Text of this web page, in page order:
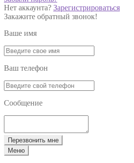
Нет аккаунта? Зарегистрироваться
Закажите обратный звонок!
Ваше имя
Ваш телефон
Сообщение
Перезвонить мне
Меню